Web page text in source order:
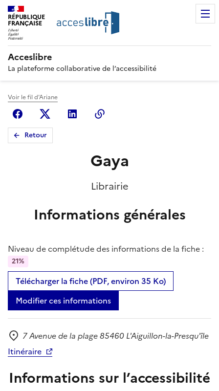
RÉPUBLIQUE
FRANÇAISE
Acceslibre
La plateforme collaborative de l’accessibilité
Voir le fil d'Ariane
FacebookX (anciennement Twitter)
Linkedin
Retour
Gaya
Librairie
Informations générales
Niveau de complétude des informations de la fiche :
21%
Télécharger la fiche (PDF, environ 35 Ko)
Modifier ces informations
Adresse
7 Avenue de la plage 85460 L'Aiguillon-la-Presqu'île
Itinéraire
Informations sur l’accessibilité